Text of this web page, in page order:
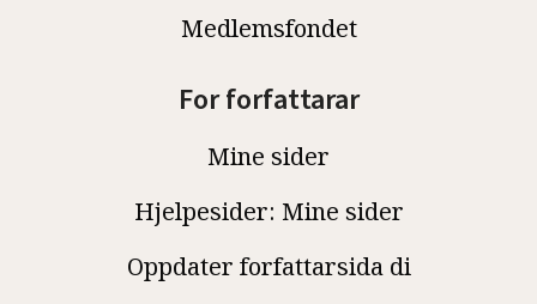
Medlemsfondet
For forfattarar
Mine sider
Hjelpesider: Mine sider
Oppdater forfattarsida di